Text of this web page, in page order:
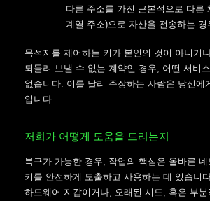
다른 주소를 가진 근본적으로 다른
계열 주소)으로 자산을 전송하는 경
목적지를 제어하는 키가 본인의 것이 아니거
되돌려 보낼 수 없는 계약인 경우, 어떤 서비
없습니다. 이를 달리 주장하는 사람은 당신에
입니다.
저희가 어떻게 도움을 드리는지
복구가 가능한 경우, 작업의 핵심은 올바른
키를 안전하게 도출하고 사용하는 데 있습니
하드웨어 지갑이거나, 오래된 시드, 혹은 부